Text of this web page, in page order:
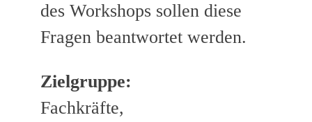
des Workshops sollen diese
Fragen beantwortet werden.
Zielgruppe:
Fachkräfte,